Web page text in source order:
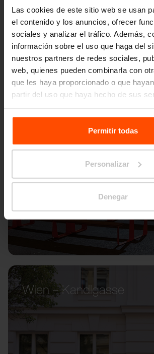
Las cookies de este sitio web se usan
el contenido y los anuncios, ofrecer
sociales y analizar el tráfico. Además,
información sobre el uso que haga del
nuestros partners de redes sociales,
web, quienes pueden combinarla con
que les haya proporcionado o que
partir del uso que haya hecho de sus
Para más información, visitePrinciples
Processing Personal Data.Permitir todas
Personalizar
Denegar
Seattle – Popup park
Wien – Kandlgasse